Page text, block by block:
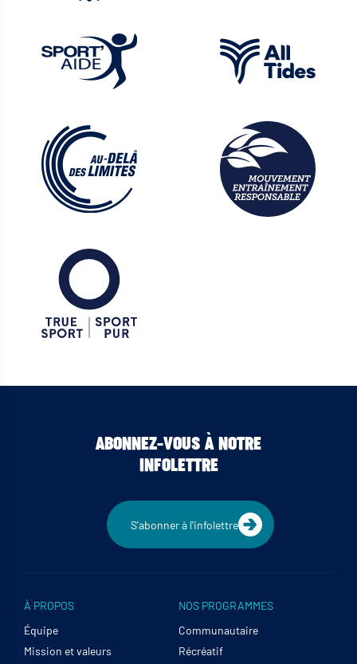
ABONNEZ-VOUS À NOTRE
INFOLETTRE
S'abonner à l'infolettre
À PROPOS
Équipe
Mission et valeurs
NOS PROGRAMMES
Communautaire
Récréatif